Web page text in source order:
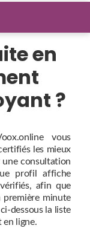
en
?
vous
les mieux
une consultation
profil affiche
afin que
première minute
la liste
en ligne.